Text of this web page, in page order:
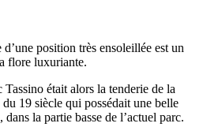
position très ensoleillée est un
flore luxuriante.
était alors la tenderie de la
19 siècle qui possédait une belle
la partie basse de l’actuel parc.